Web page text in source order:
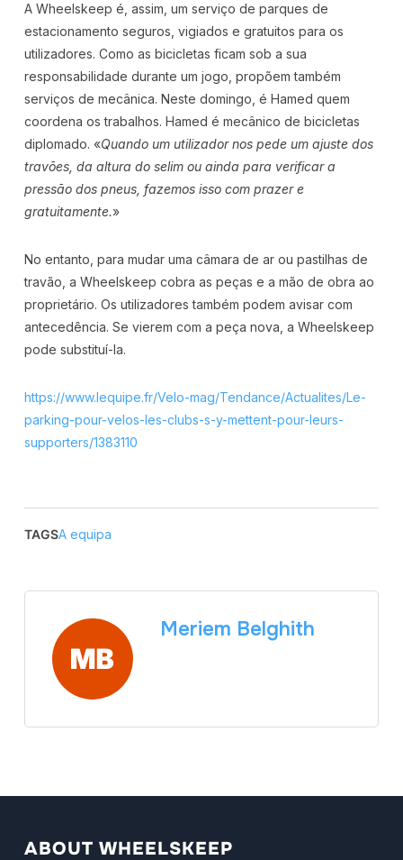
A Wheelskeep é, assim, um serviço de parques de
estacionamento seguros, vigiados e gratuitos para os
utilizadores. Como as bicicletas ficam sob a sua
responsabilidade durante um jogo, propõem também
serviços de mecânica. Neste domingo, é Hamed quem
coordena os trabalhos. Hamed é mecânico de bicicletas
diplomado. «Quando um utilizador nos pede um ajuste dos
travões, da altura do selim ou ainda para verificar a
pressão dos pneus, fazemos isso com prazer e
gratuitamente.»
No entanto, para mudar uma câmara de ar ou pastilhas de
travão, a Wheelskeep cobra as peças e a mão de obra ao
proprietário. Os utilizadores também podem avisar com
antecedência. Se vierem com a peça nova, a Wheelskeep
pode substituí-la.
https://www.lequipe.fr/Velo-mag/Tendance/Actualites/Le-
parking-pour-velos-les-clubs-s-y-mettent-pour-leurs-
supporters/1383110
TAGSA equipa
Meriem Belghith
ABOUT WHEELSKEEP